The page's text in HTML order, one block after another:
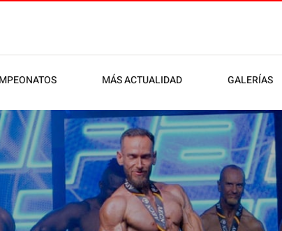
MÁS ACTUALIDAD GALERÍAS